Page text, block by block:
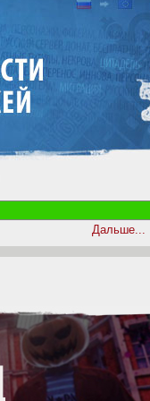
Дальше...